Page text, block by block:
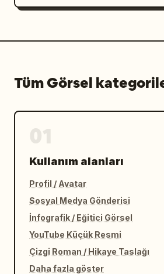
Tüm Görsel
Kullanım alanları
Profil / Avatar
Sosyal Medya Gönderisi
İnfografik / Eğitici Görsel
YouTube Küçük Resmi
Çizgi Roman / Hikaye Taslağı
Daha fazla göster